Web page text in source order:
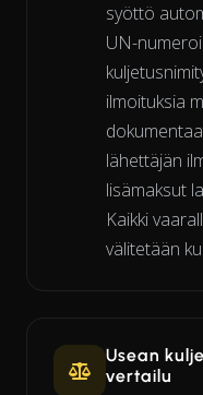
syöttö
UN-
ilmoituksia
lähettäjän
lisämaksut
Kaikki
välitetään
Usean
vertailu